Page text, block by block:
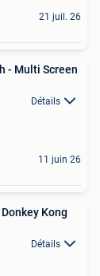
21 juil. 26
- Multi Screen
Détails
11 juin 26
Kong
Détails